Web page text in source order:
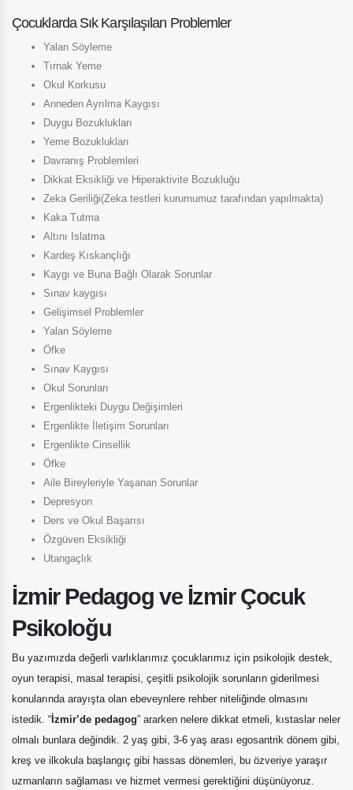
Çocuklarda Sık Karşılaşılan Problemler
Yalan Söyleme
Tırnak Yeme
Okul Korkusu
Anneden Ayrılma Kaygısı
Duygu Bozuklukları
Yeme Bozuklukları
Davranış Problemleri
Dikkat Eksikliği ve Hiperaktivite Bozukluğu
Zeka Geriliği(Zeka testleri kurumumuz tarafından yapılmakta)
Kaka Tutma
Altını Islatma
Kardeş Kıskançlığı
Kaygı ve Buna Bağlı Olarak Sorunlar
Sınav kaygısı
Gelişimsel Problemler
Yalan Söyleme
Öfke
Sınav Kaygısı
Okul Sorunları
Ergenlikteki Duygu Değişimleri
Ergenlikte İletişim Sorunları
Ergenlikte Cinsellik
Öfke
Aile Bireyleriyle Yaşanan Sorunlar
Depresyon
Ders ve Okul Başarısı
Özgüven Eksikliği
Utangaçlık
İzmir Pedagog ve İzmir Çocuk
Psikoloğu
Bu yazımızda değerli varlıklarımız çocuklarımız için psikolojik destek,
oyun terapisi, masal terapisi, çeşitli psikolojik sorunların giderilmesi
konularında arayışta olan ebeveynlere rehber niteliğinde olmasını
istedik. “ İzmir’de pedagog” ararken nelere dikkat etmeli, kıstaslar neler
olmalı bunlara değindik. 2 yaş gibi, 3-6 yaş arası egosantrik dönem gibi,
kreş ve ilkokula başlangıç gibi hassas dönemleri, bu özveriye yaraşır
uzmanların sağlaması ve hizmet vermesi gerektiğini düşünüyoruz.